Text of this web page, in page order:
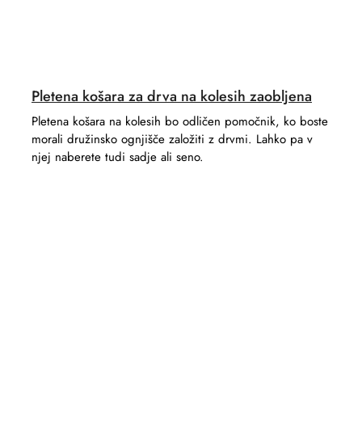
Pletena košara za drva na kolesih zaobljena
Pletena košara na kolesih bo odličen pomočnik, ko boste
morali družinsko ognjišče založiti z drvmi. Lahko pa v
njej naberete tudi sadje ali seno.